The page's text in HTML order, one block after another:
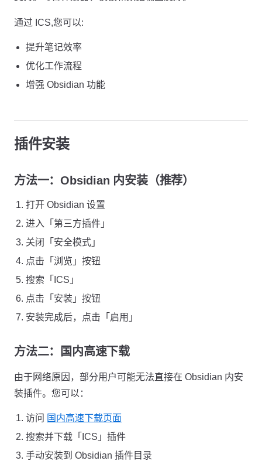
通过 ICS,您可以:
提升笔记效率
优化工作流程
增强 Obsidian 功能
插件安装
方法一：Obsidian 内安装（推荐）
打开 Obsidian 设置
进入「第三方插件」
关闭「安全模式」
点击「浏览」按钮
搜索「ICS」
点击「安装」按钮
安装完成后，点击「启用」
方法二：国内高速下载
由于网络原因，部分用户可能无法直接在 Obsidian 内安
装插件。您可以：
访问 国内高速下载页面
搜索并下载「ICS」插件
手动安装到 Obsidian 插件目录